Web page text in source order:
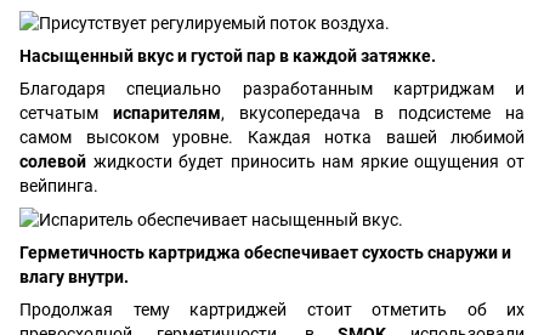
Насыщенный вкус и густой пар в каждой затяжке.
Благодаря специально разработанным картриджам и
сетчатым испарителям, вкусопередача в подсистеме на
самом высоком уровне. Каждая нотка вашей любимой
солевой жидкости будет приносить нам яркие ощущения от
вейпинга.
Герметичность картриджа обеспечивает сухость снаружи и
влагу внутри.
Продолжая тему картриджей стоит отметить об их